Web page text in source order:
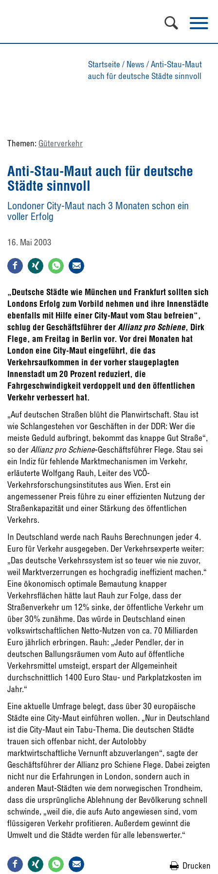
Startseite / News /Anti-Stau-Maut
auch für deutsche Städte sinnvoll
Themen: Güterverkehr
Anti-Stau-Maut auch für deutsche
Städte sinnvoll
Londoner City-Maut nach 3 Monaten schon ein
voller Erfolg
16. Mai 2003
„Deutsche Städte wie München und Frankfurt sollten sich
Londons Erfolg zum Vorbild nehmen und ihre Innenstädte
ebenfalls mit Hilfe einer City-Maut vom Stau befreien“,
schlug der Geschäftsführer derAllianz pro Schiene, Dirk
Flege, am Freitag in Berlin vor. Vor drei Monaten hat
London eine City-Maut eingeführt, die das
Verkehrsaufkommen in der vorher staugeplagten
Innenstadt um 20 Prozent reduziert, die
Fahrgeschwindigkeit verdoppelt und den öffentlichen
Verkehr verbessert hat.
„Auf deutschen Straßen blüht die Planwirtschaft. Stau ist
wie Schlangestehen vor Geschäften in der DDR: Wer die
meiste Geduld aufbringt, bekommt das knappe Gut Straße“,
so derAllianz pro Schiene-Geschäftsführer Flege. Stau sei
ein Indiz für fehlende Marktmechanismen im Verkehr,
erläuterte Wolfgang Rauh, Leiter des VCÖ-
Verkehrsforschungsinstitutes aus Wien. Erst ein
angemessener Preis führe zu einer effizienten Nutzung der
Straßenkapazität und einer Stärkung des öffentlichen
Verkehrs.
In Deutschland werde nach Rauhs Berechnungen jeder 4.
Euro für Verkehr ausgegeben. Der Verkehrsexperte weiter:
„Das deutsche Verkehrssystem ist so teuer wie nie zuvor,
weil Marktverzerrungen es hochgradig ineffizient machen.“
Eine ökonomisch optimale Bemautung knapper
Verkehrsflächen hätte laut Rauh zur Folge, dass der
Straßenverkehr um 12% sinke, der öffentliche Verkehr um
über 30% zunähme. Das würde in Deutschland einen
volkswirtschaftlichen Netto-Nutzen von ca. 70 Milliarden
Euro jährlich erbringen. Rauh: „Jeder Pendler, der in
deutschen Ballungsräumen vom Auto auf öffentliche
Verkehrsmittel umsteigt, erspart der Allgemeinheit
durchschnittlich 1400 Euro Stau- und Parkplatzkosten im
Jahr.“
Eine aktuelle Umfrage belegt, dass über 30 europäische
Städte eine City-Maut einführen wollen. „Nur in Deutschland
ist die City-Maut ein Tabu-Thema. Die deutschen Städte
trauen sich offenbar nicht, der Autolobby
marktwirtschaftliche Vernunft abzuverlangen“, sagte der
Geschäftsführer der Allianz pro Schiene Flege. Dabei zeigten
nicht nur die Erfahrungen in London, sondern auch in
anderen Maut-Städten wie dem norwegischen Trondheim,
dass die ursprüngliche Ablehnung der Bevölkerung schnell
schwinde, „weil die, die aufs Auto angewiesen sind, vom
flüssigeren Verkehr profitieren. Außerdem gewinnt die
Umwelt und die Städte werden für alle lebenswerter.“
Drucken